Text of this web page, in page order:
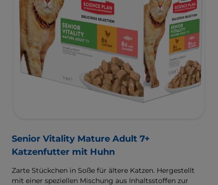
Senior Vitality Mature Adult 7+
Katzenfutter mit Huhn
Zarte Stückchen in Soße für ältere Katzen. Hergestellt
mit einer speziellen Mischung aus Inhaltsstoffen zur